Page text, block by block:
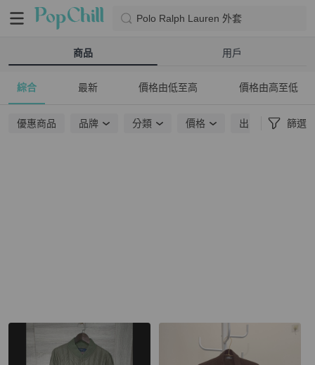
Polo Ralph Lauren 外套
商品 用戶
綜合 最新 價格由低至高 價格由高至低
優惠商品 品牌 分類 價格 出貨地點 篩選